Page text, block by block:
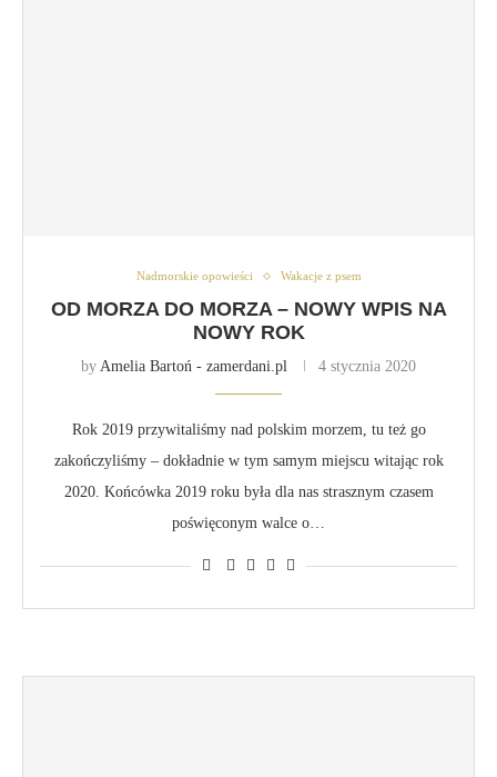
Nadmorskie opowieści Wakacje z psem
OD MORZA DO MORZA – NOWY WPIS NA
NOWY ROK
by Amelia Bartoń - zamerdani.pl 4 stycznia 2020
Rok 2019 przywitaliśmy nad polskim morzem, tu też go
zakończyliśmy – dokładnie w tym samym miejscu witając rok
2020. Końcówka 2019 roku była dla nas strasznym czasem
poświęconym walce o…